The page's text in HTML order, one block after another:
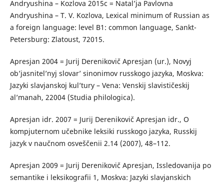
Andryushina – Kozlova 2015c = Natal’ja Pavlovna
Andryushina – T. V. Kozlova, Lexical minimum of Russian as
a foreign language: level B1: common language, Sankt-
Petersburg: Zlatoust, 72015.
Apresjan 2004 = Jurij Derenikovič Apresjan (ur.), Novyj
ob’jasnitel’nyj slovar’ sinonimov russkogo jazyka, Moskva:
Jazyki slavjanskoj kul’tury – Vena: Venskij slavističeskij
al’manah, 22004 (Studia philologica).
Apresjan idr. 2007 = Jurij Derenikovič Apresjan idr., O
kompjuternom učebnike leksiki russkogo jazyka, Russkij
jazyk v naučnom osveščenii 2.14 (2007), 48–112.
Apresjan 2009 = Jurij Derenikovič Apresjan, Issledovanija po
semantike i leksikografii 1, Moskva: Jazyki slavjanskich